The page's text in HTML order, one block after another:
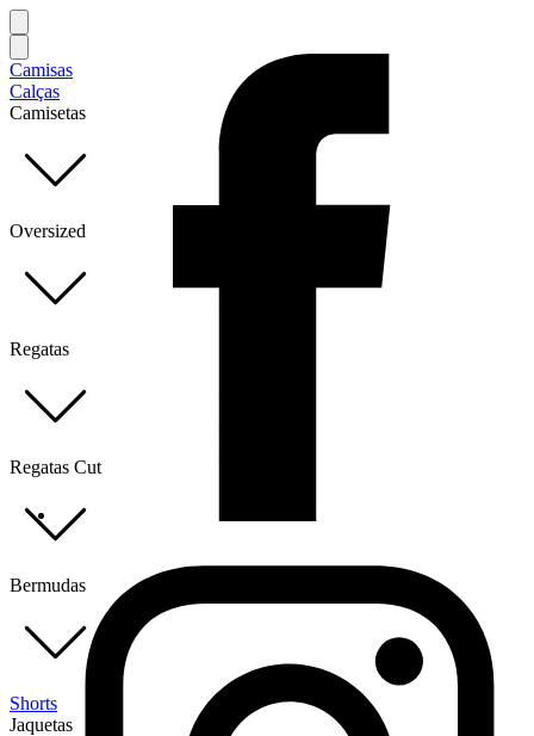
Camisas
Calças
Camisetas
Oversized
Regatas
Regatas Cut
Bermudas
Shorts
Jaquetas